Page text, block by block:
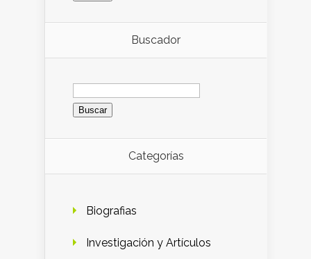
Buscador
Buscar:
Categorías
Biografias
Investigación y Artículos